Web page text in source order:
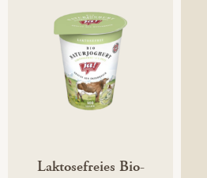
Laktosefreies Bio-